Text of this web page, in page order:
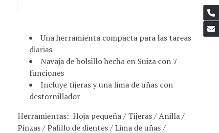
Una herramienta compacta para las tareas
diarias
Navaja de bolsillo hecha en Suiza con 7
funciones
Incluye tijeras y una lima de uñas con
destornillador
Herramientas: Hoja pequeña / Tijeras / Anilla /
Pinzas / Palillo de dientes / Lima de uñas /